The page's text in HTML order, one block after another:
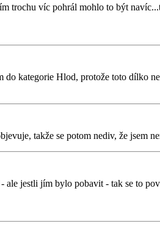
trochu víc pohrál mohlo to být
kategorie Hlod, protože toto dílko
takže se potom nediv, že jsem
jestli jím bylo pobavit - tak se to